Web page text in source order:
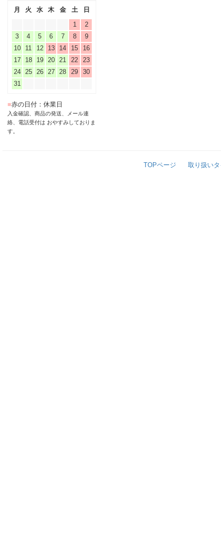
月 火 水 木 金 土
日
1
2
3
4 5 6 7 8
9
10
11 12 13 14 15
16
17
18 19 20 21 22
23
24
25 26 27 28 29
30
31
■赤の日付：休業日
入金確認、商品の発送、メール連
絡、電話受付は おやすみしておりま
す。
TOPページ 取り扱い